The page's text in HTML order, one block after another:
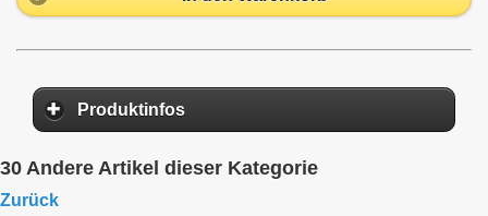
Produktinfos
30 Andere Artikel dieser Kategorie
Zurück